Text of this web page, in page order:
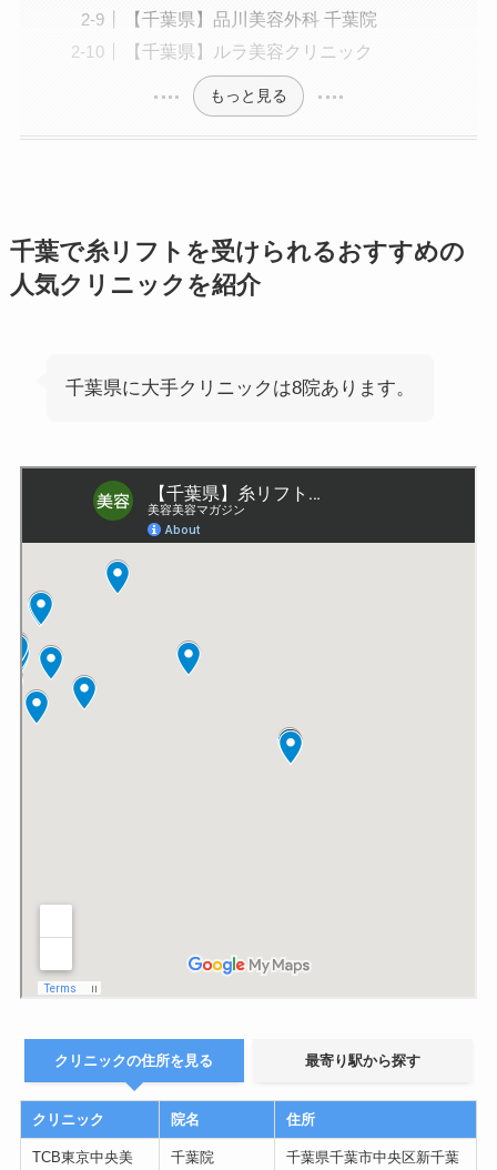
【千葉県】品川美容外科 千葉院
【千葉県】ルラ美容クリニック
もっと見る
千葉で糸リフトを受けられるおすすめの
人気クリニックを紹介
千葉県に大手クリニックは8院あります。
クリニックの住所を見る 最寄り駅から探す
クリニック 院名 住所
TCB東京中央美
千葉院
千葉県千葉市中央区新千葉